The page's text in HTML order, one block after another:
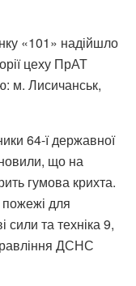
«101» надійшло
цеху ПрАТ
м. Лисичанськ,
64-ї державної
що на
гумова крихта.
для
сили та техніка 9,
ДСНС